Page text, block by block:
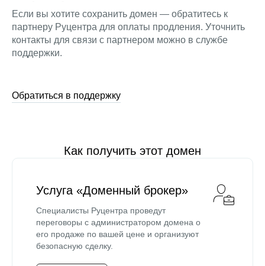
Если вы хотите сохранить домен — обратитесь к
партнеру Руцентра для оплаты продления. Уточнить
контакты для связи с партнером можно в службе
поддержки.
Обратиться в поддержку
Как получить этот домен
Услуга «Доменный брокер»
Специалисты Руцентра проведут
переговоры с администратором домена о
его продаже по вашей цене и организуют
безопасную сделку.